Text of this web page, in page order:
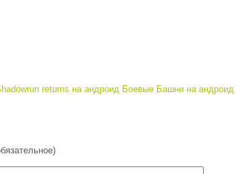
returns на андроид Боевые Башни на андроид